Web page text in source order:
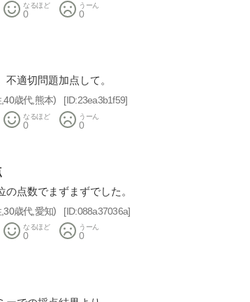
なるほど
0
うーん
0
不適切問題加点して。
40歳代 熊本 23ea3b1f59
なるほど
0
うーん
0
の点数でまずまずでした。
30歳代 愛知 088a37036a
なるほど
0
うーん
0